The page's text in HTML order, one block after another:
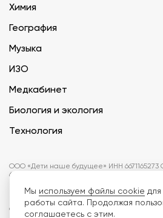
Химия
География
Музыка
ИЗО
Медкабинет
Биология и экология
Технология
ООО «Дети наше будущее» ИНН 6671165273
667101001 БИК 046577674
Информация на сайте не является
могут отличаться от поставляемых
собой право изменить цены и
предварительного уведомления
Мы используем файлы cookie
работы сайта. Продолжая
соглашаетесь с этим.